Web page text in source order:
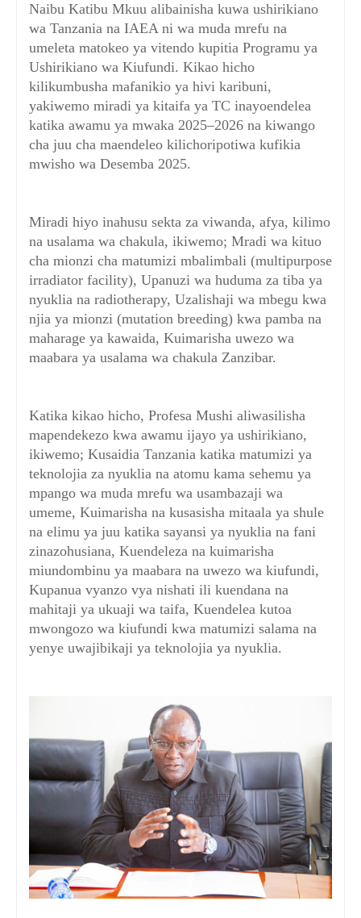
Naibu Katibu Mkuu alibainisha kuwa ushirikiano
wa Tanzania na IAEA ni wa muda mrefu na
umeleta matokeo ya vitendo kupitia Programu ya
Ushirikiano wa Kiufundi. Kikao hicho
kilikumbusha mafanikio ya hivi karibuni,
yakiwemo miradi ya kitaifa ya TC inayoendelea
katika awamu ya mwaka 2025–2026 na kiwango
cha juu cha maendeleo kilichoripotiwa kufikia
mwisho wa Desemba 2025.
Miradi hiyo inahusu sekta za viwanda, afya, kilimo
na usalama wa chakula, ikiwemo; Mradi wa kituo
cha mionzi cha matumizi mbalimbali (multipurpose
irradiator facility), Upanuzi wa huduma za tiba ya
nyuklia na radiotherapy, Uzalishaji wa mbegu kwa
njia ya mionzi (mutation breeding) kwa pamba na
maharage ya kawaida, Kuimarisha uwezo wa
maabara ya usalama wa chakula Zanzibar.
Katika kikao hicho, Profesa Mushi aliwasilisha
mapendekezo kwa awamu ijayo ya ushirikiano,
ikiwemo; Kusaidia Tanzania katika matumizi ya
teknolojia za nyuklia na atomu kama sehemu ya
mpango wa muda mrefu wa usambazaji wa
umeme, Kuimarisha na kusasisha mitaala ya shule
na elimu ya juu katika sayansi ya nyuklia na fani
zinazohusiana, Kuendeleza na kuimarisha
miundombinu ya maabara na uwezo wa kiufundi,
Kupanua vyanzo vya nishati ili kuendana na
mahitaji ya ukuaji wa taifa, Kuendelea kutoa
mwongozo wa kiufundi kwa matumizi salama na
yenye uwajibikaji ya teknolojia ya nyuklia.